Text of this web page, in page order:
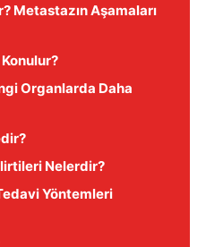
Metastazın Aşamaları
Konulur?
Organlarda Daha
Nelerdir?
Yöntemleri